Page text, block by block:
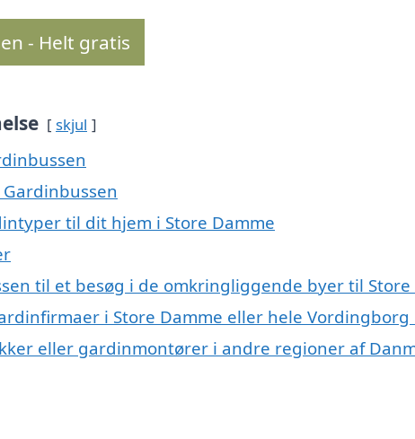
- Helt gratis
skjul
til dit hjem i Store Damme
til et besøg i de omkringliggende byer til Store
i Store Damme eller hele Vordingborg
eller gardinmontører i andre regioner af